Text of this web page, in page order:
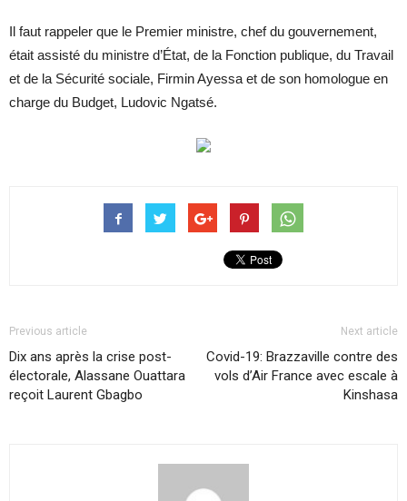
Il faut rappeler que le Premier ministre, chef du gouvernement,
était assisté du ministre d’État, de la Fonction publique, du Travail
et de la Sécurité sociale, Firmin Ayessa et de son homologue en
charge du Budget, Ludovic Ngatsé.
Previous article
Dix ans après la crise post-
électorale, Alassane Ouattara
reçoit Laurent Gbagbo
Next article
Covid-19: Brazzaville contre des
vols d’Air France avec escale à
Kinshasa